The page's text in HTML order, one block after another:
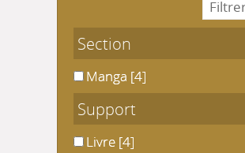
Section
Manga
Manga [4]
Support
LivreLivre [4]